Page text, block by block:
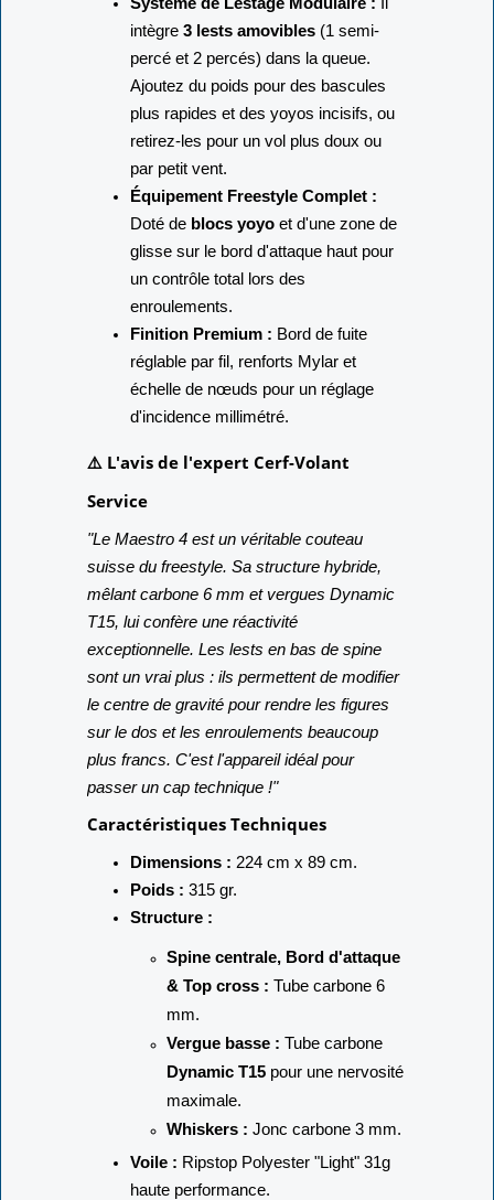
intègre 3 lests amovibles(1 semi-
percé et 2 percés) dans la queue.
Ajoutez du poids pour des bascules
plus rapides et des yoyos incisifs, ou
retirez-les pour un vol plus doux ou
par petit vent.
Équipement Freestyle Complet :
Doté de blocs yoyoet d'une zone de
glisse sur le bord d'attaque haut pour
un contrôle total lors des
enroulements.
Finition Premium : Bord de fuite
réglable par fil, renforts Mylar et
échelle de nœuds pour un réglage
d'incidence millimétré.
⚠️ L'avis de l'expert Cerf-Volant
Service
"Le Maestro 4 est un véritable couteau
suisse du freestyle. Sa structure hybride,
mêlant carbone 6 mm et vergues Dynamic
T15, lui confère une réactivité
exceptionnelle. Les lests en bas de spine
sont un vrai plus : ils permettent de modifier
le centre de gravité pour rendre les figures
sur le dos et les enroulements beaucoup
plus francs. C'est l'appareil idéal pour
passer un cap technique !"
Caractéristiques Techniques
Dimensions : 224 cm x 89 cm.
Poids : 315 gr.
Structure :
Spine centrale, Bord d'attaque
& Top cross : Tube carbone 6
mm.
Vergue basse : Tube carbone
Dynamic T15 pour une nervosité
maximale.
Whiskers : Jonc carbone 3 mm.
Voile : Ripstop Polyester "Light" 31g
haute performance.